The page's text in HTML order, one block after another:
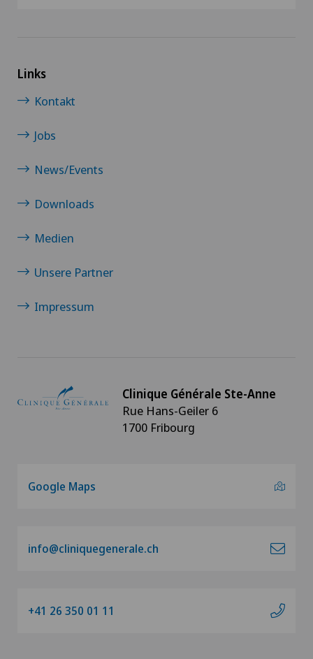
Links
Kontakt
Jobs
News/Events
Downloads
Medien
Unsere Partner
Impressum
Clinique Générale Ste-Anne
Rue Hans-Geiler 6
1700 Fribourg
Google Maps
info@cliniquegenerale.ch
+41 26 350 01 11